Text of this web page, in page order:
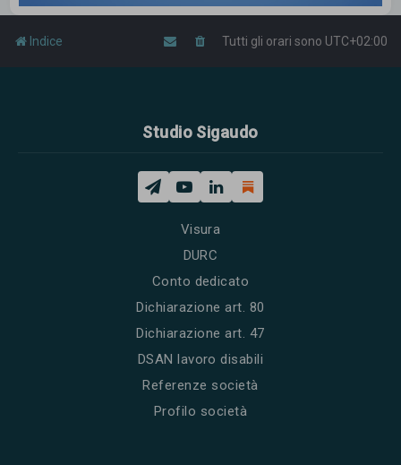
Indice Tutti gli orari sono UTC+02:00
Studio Sigaudo
Visura
DURC
Conto dedicato
Dichiarazione art. 80
Dichiarazione art. 47
DSAN lavoro disabili
Referenze società
Profilo società